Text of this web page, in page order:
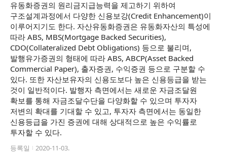
유동화증권의 원리금지급능력을 제고하기 위하여
구조설계과정에서 다양한 신용보강(Credit Enhancement)이
이루어지기도 한다. 자산유동화증권은 유동화자산의 특성에
따라 ABS, MBS(Mortgage Backed Securities),
CDO(Collateralized Debt Obligations) 등으로 불리며,
발행유가증권의 형태에 따라 ABS, ABCP(Asset Backed
Commercial Paper), 출자증권, 수익증권 등으로 구분할 수
있다. 또한 자산보유자의 신용도보다 높은 신용등급을 받는
것이 일반적이다. 발행자 측면에서는 새로운 자금조달원
확보를 통해 자금조달수단을 다양화할 수 있으며 투자자
저변의 확대를 기대할 수 있고, 투자자 측면에서는 동일한
신용등급을 가진 증권에 대해 상대적으로 높은 수익률로
투자할 수 있다.
등록일 2020-11-03.